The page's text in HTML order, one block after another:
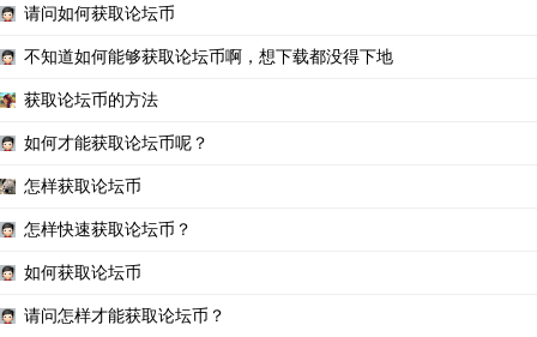
请问如何获取论坛币
不知道如何能够获取论坛币啊，想下载都没得下地
获取论坛币的方法
如何才能获取论坛币呢？
怎样获取论坛币
怎样快速获取论坛币？
如何获取论坛币
请问怎样才能获取论坛币？